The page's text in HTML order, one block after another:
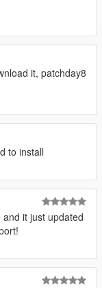
it, patchday8
to install
it just updated